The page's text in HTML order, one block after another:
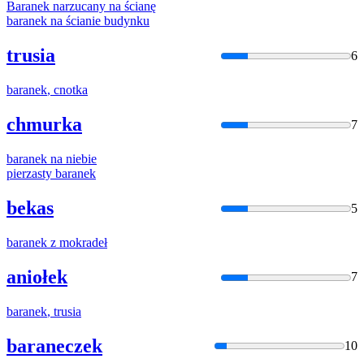
Baranek narzucany na ścianę
baranek na ścianie budynku
trusia 6
baranek, cnotka
chmurka 7
baranek na niebie
pierzasty baranek
bekas 5
baranek z mokradeł
aniołek 7
baranek, trusia
baraneczek 10